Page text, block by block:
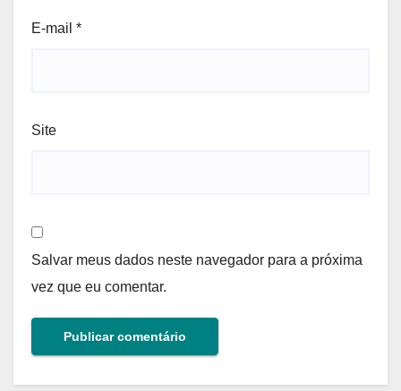
E-mail *
Site
Salvar meus dados neste navegador para a próxima
vez que eu comentar.